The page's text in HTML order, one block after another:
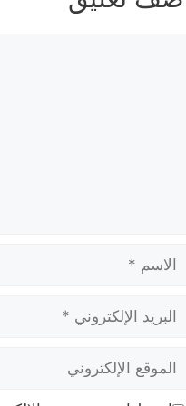
الاسم
البريد
الإلكتروني
الموقع
الإلكتروني